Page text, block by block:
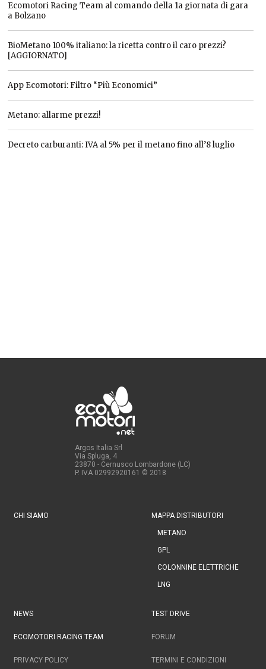
Ecomotori Racing Team al comando della 1a giornata di gara
a Bolzano
BioMetano 100% italiano: la ricetta contro il caro prezzi?
[AGGIORNATO]
App Ecomotori: Filtro “Più Economici”
Metano: allarme prezzi!
Decreto carburanti: IVA al 5% per il metano fino all’8 luglio
Argos Italia Srl
Via Spluga, 4
23870 - Cernusco Lombardone (LC)
P. IVA 02992920161 © 2018
CHI SIAMO MAPPA DISTRIBUTORI
METANO
GPL
COLONNINE ELETTRICHE
LNG
NEWS TEST DRIVE
ECOMOTORI RACING TEAM FORUM
PRIVACY POLICY TERMINI E CONDIZIONI